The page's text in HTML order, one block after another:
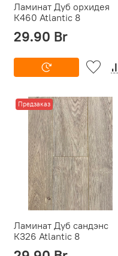
Ламинат Дуб орхидея
К460 Atlantic 8
29.90 Br
Предзаказ
Ламинат Дуб сандэнс
К326 Atlantic 8